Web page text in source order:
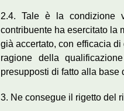
2.4. Tale è la condizione
contribuente ha esercitato la
già accertato, con efficacia
ragione della
presupposti di fatto alla base
3. Ne consegue il rigetto del